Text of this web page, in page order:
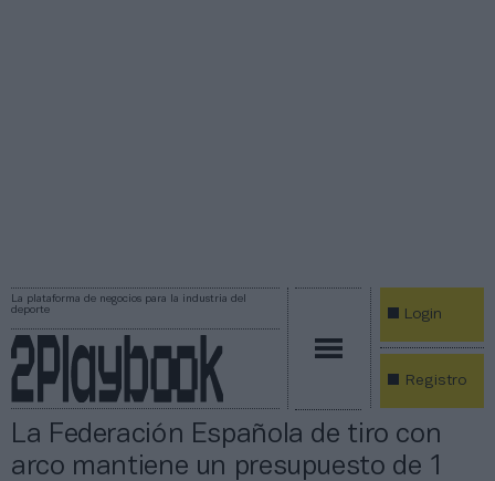
La plataforma de negocios para la industria del
deporte
Login
Registro
La Federación Española de tiro con
arco mantiene un presupuesto de 1